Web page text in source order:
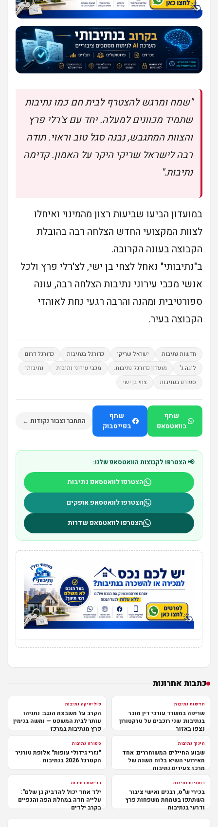
"שמח ומרגש להצטרף לבית חם כמו נתיבות
שתמיד מכוונים למעלה. יחד עם צ'רלי פרץ
והצוות המתגבש, נבנה סגל טוב וראוי. תודה
רבה לישראל שריקי היקר על האמון. קדימה
נתיבות."
במועדון הביעו שביעות רצון מהמינוי ואיחלו
לצוות המקצועי החדש הצלחה רבה בהובלת
הקבוצה בעונה הקרובה.
ב"נתיבותי" נאחל לצחי בן ישי, לצ'רלי פרץ ולכל
אנשי מכבי עירוני נתיבות הצלחה רבה, עונה
ספורטיבית ומהנה והרבה רגעי נחת לאוהדי
הקבוצה בעיר.
חדשות נתיבות ישראל שריקי כדורגל בנתיבות
כדורגל דרום
ליגה ג'
מועדון כדורגל נתיבות. מכבי עירוני נתיבות
נתיבותי
ספורט בנתיבות
צחי בן ישי
שתף
בוואטסאפ
שתף
בפייסבוק
התחבר וצבור נקודות ←
📢 הצטרפו לקבוצות הוואטסאפ שלנו:
הצטרפו לוואטסאפ נתיבות
הצטרפו לוואטסאפ אופקים
הצטרפו לוואטסאפ שדרות
כתבות אחרונות
חדשות נתיבות
שריפה במשרד עורכי דין מוכר
בנתיבות: שני רוכבים על טרקטורון
נצפו באזור
פוליטיקה נתיבות
הקרב על משבצת הנגב: נתניהו
עותר לבית המשפט — ומשה בנימין
פרץ מנתיבות במרכז
חינוך נתיבות
שבוע החיילים המשוחררים: אחד
מאירועי השיא בלוח השנה של
מרכז צעירים נתיבות
ספורט נתיבות
"נזרי גידולי עופות" אלופת טורניר
הקטרגל 2026 בנתיבות
רוחניות נתיבות
בכירי ש"ס, רבנים ואישי ציבור
השתתפו בשמחת משפחות פרץ
ודרעי בנתיבות
בריאות נתיבות
ילד אחד יכול להדביק גן שלם":
עלייה חדה במחלת הפה והגפיים
בקרב ילדים